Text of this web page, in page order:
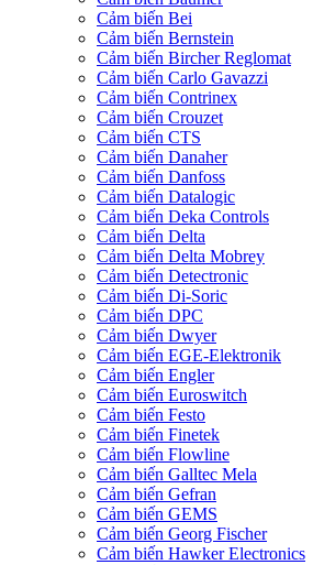
Cảm biến Bei
Cảm biến Bernstein
Cảm biến Bircher Reglomat
Cảm biến Carlo Gavazzi
Cảm biến Contrinex
Cảm biến Crouzet
Cảm biến CTS
Cảm biến Danaher
Cảm biến Danfoss
Cảm biến Datalogic
Cảm biến Deka Controls
Cảm biến Delta
Cảm biến Delta Mobrey
Cảm biến Detectronic
Cảm biến Di-Soric
Cảm biến DPC
Cảm biến Dwyer
Cảm biến EGE-Elektronik
Cảm biến Engler
Cảm biến Euroswitch
Cảm biến Festo
Cảm biến Finetek
Cảm biến Flowline
Cảm biến Galltec Mela
Cảm biến Gefran
Cảm biến GEMS
Cảm biến Georg Fischer
Cảm biến Hawker Electronics